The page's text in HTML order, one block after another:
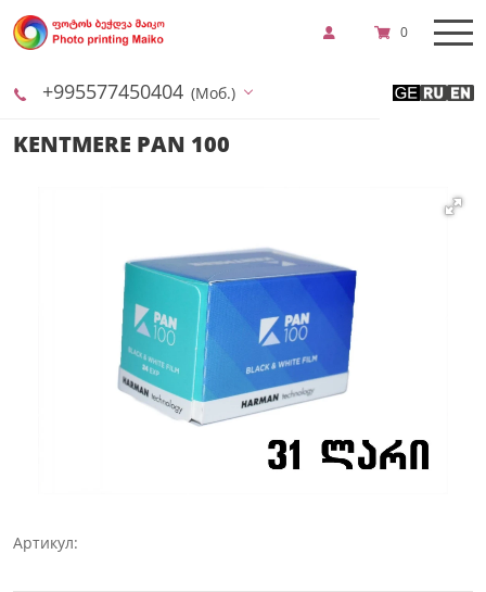
+995577450404 (Моб.)
0
KENTMERE PAN 100
Артикул: